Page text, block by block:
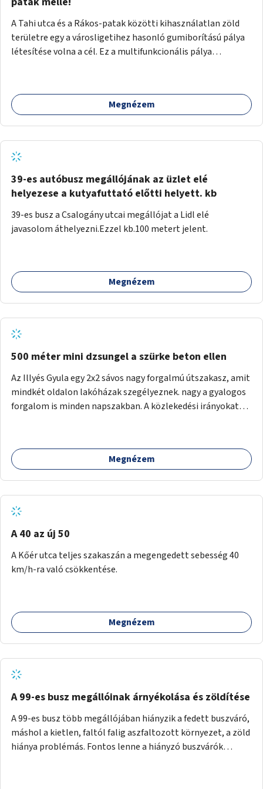
A Tahi utca és a Rákos-patak közötti kihasználatlan zöld
területre egy a városligetihez hasonló gumiborítású pálya
létesítése volna a cél. Ez a multifunkcionális pálya
Megnézem
39-es autóbusz megállójának az üzlet elé
helyezese a kutyafuttató előtti helyett. kb
39-es busz a Csalogány utcai megállójat a Lidl elé
javasolom áthelyezni.Ezzel kb.100 metert jelent.
Megnézem
500 méter mini dzsungel a szürke beton ellen
Az Illyés Gyula egy 2x2 sávos nagy forgalmú útszakasz, amit
mindkét oldalon lakóházak szegélyeznek. nagy a gyalogos
forgalom is minden napszakban. A közlekedési irányokat
szintű növényzettel, öntözőrendszerrel, esetleg
valamilyen vizes attrakcióval ami végfut mind az 500m-en.
Megnézem
A 40 az új 50
A Kőér utca teljes szakaszán a megengedett sebesség 40
km/h-ra való csökkentése.
Megnézem
A 99-es busz megállóinak árnyékolása és zöldítése
A 99-es busz több megállójában hiányzik a fedett buszváró,
máshol a kietlen, faltól falig aszfaltozott környezet, a zöld
hiánya problémás. Fontos lenne a hiányzó buszvárók